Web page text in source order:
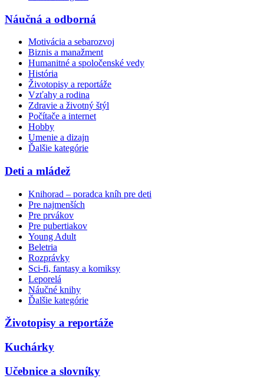
Náučná a odborná
Motivácia a sebarozvoj
Biznis a manažment
Humanitné a spoločenské vedy
História
Životopisy a reportáže
Vzťahy a rodina
Zdravie a životný štýl
Počítače a internet
Hobby
Umenie a dizajn
Ďalšie kategórie
Deti a mládež
Knihorad – poradca kníh pre deti
Pre najmenších
Pre prvákov
Pre pubertiakov
Young Adult
Beletria
Rozprávky
Sci-fi, fantasy a komiksy
Leporelá
Náučné knihy
Ďalšie kategórie
Životopisy a reportáže
Kuchárky
Učebnice a slovníky